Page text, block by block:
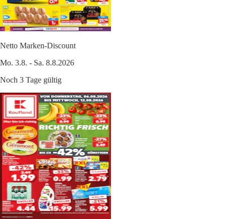
Netto Marken-Discount
Mo. 3.8. - Sa. 8.8.2026
Noch 3 Tage gültig